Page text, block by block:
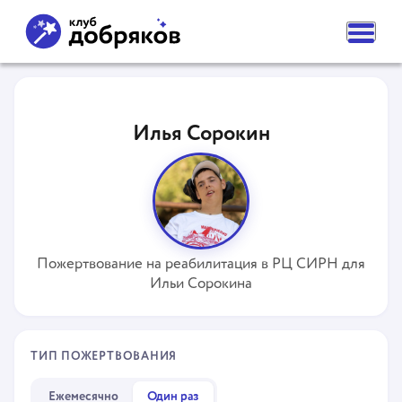
СМИ О НАС
СДЕЛАТЬ ПОЖЕРТВОВАНИЕ
СТАТЬ ВОЛОНТЕРОМ ФОНДА
Илья Сорокин
Пожертвование на реабилитация в РЦ СИРН для
Ильи Сорокина
ТИП ПОЖЕРТВОВАНИЯ
Ежемесячно Один раз